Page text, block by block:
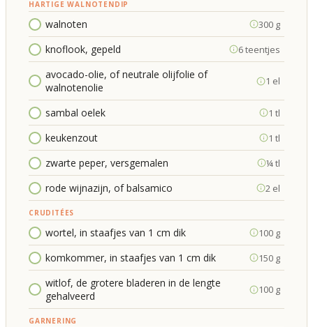
HARTIGE WALNOTENDIP
walnoten 300 g
knoflook, gepeld 6 teentjes
avocado-olie, of neutrale olijfolie of
walnotenolie
1 el
sambal oelek 1 tl
keukenzout 1 tl
zwarte peper, versgemalen ¼ tl
rode wijnazijn, of balsamico 2 el
CRUDITÉES
wortel, in staafjes van 1 cm dik 100 g
komkommer, in staafjes van 1 cm dik 150 g
witlof, de grotere bladeren in de lengte
gehalveerd
100 g
GARNERING